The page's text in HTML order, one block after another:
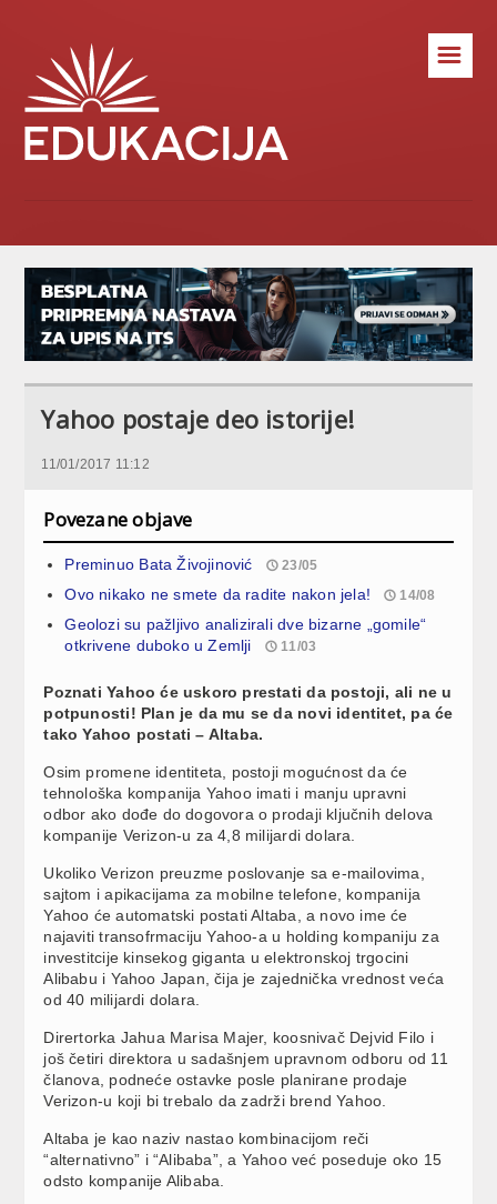
☰
Yahoo postaje deo istorije!
11/01/2017 11:12
Povezane objave
Preminuo Bata Živojinović 23/05
Ovo nikako ne smete da radite nakon jela! 14/08
Geolozi su pažljivo analizirali dve bizarne „gomile“
otkrivene duboko u Zemlji
11/03
Poznati Yahoo će uskoro prestati da postoji, ali ne u
potpunosti! Plan je da mu se da novi identitet, pa će
tako Yahoo postati – Altaba.
Osim promene identiteta, postoji mogućnost da će
tehnološka kompanija Yahoo imati i manju upravni
odbor ako dođe do dogovora o prodaji ključnih delova
kompanije Verizon-u za 4,8 milijardi dolara.
Ukoliko Verizon preuzme poslovanje sa e-mailovima,
sajtom i apikacijama za mobilne telefone, kompanija
Yahoo će automatski postati Altaba, a novo ime će
najaviti transofrmaciju Yahoo-a u holding kompaniju za
investitcije kinsekog giganta u elektronskoj trgocini
Alibabu i Yahoo Japan, čija je zajednička vrednost veća
od 40 milijardi dolara.
Dirertorka Jahua Marisa Majer, koosnivač Dejvid Filo i
još četiri direktora u sadašnjem upravnom odboru od 11
članova, podneće ostavke posle planirane prodaje
Verizon-u koji bi trebalo da zadrži brend Yahoo.
Altaba je kao naziv nastao kombinacijom reči
“alternativno” i “Alibaba”, a Yahoo već poseduje oko 15
odsto kompanije Alibaba.